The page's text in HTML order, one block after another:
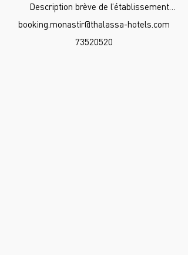
Description brève de l’établissement…
booking.monastir@thalassa-hotels.com
73520520